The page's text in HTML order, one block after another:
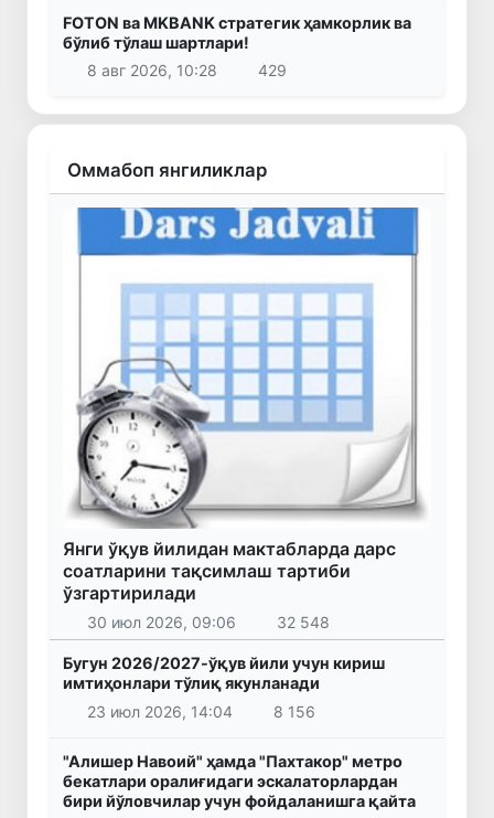
FOTON ва MKBANK стратегик ҳамкорлик ва
бўлиб тўлаш шартлари!
8 авг 2026, 10:28
429
Оммабоп янгиликлар
Янги ўқув йилидан мактабларда дарс
соатларини тақсимлаш тартиби
ўзгартирилади
30 июл 2026, 09:06 32 548
Бугун 2026/2027-ўқув йили учун кириш
имтиҳонлари тўлиқ якунланади
23 июл 2026, 14:04
8 156
"Алишер Навоий" ҳамда "Пахтакор" метро
бекатлари оралиғидаги эскалаторлардан
бири йўловчилар учун фойдаланишга қайта